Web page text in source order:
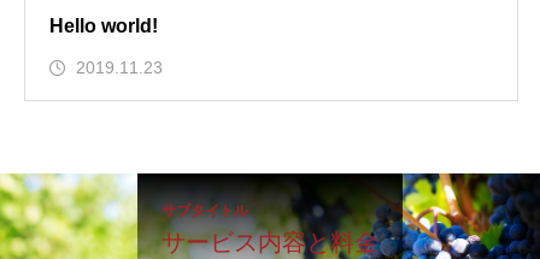
Hello world!
2019.11.23
サブタイトル
サービス内容と料金